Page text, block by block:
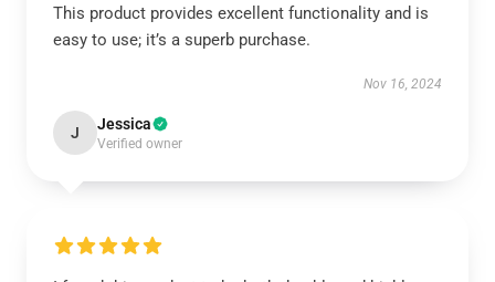
This product provides excellent functionality and is
easy to use; it’s a superb purchase.
Nov 16, 2024
J Jessica
Verified owner